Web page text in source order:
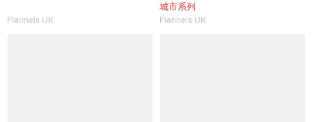
Flannels UK
城市系列
Flannels UK